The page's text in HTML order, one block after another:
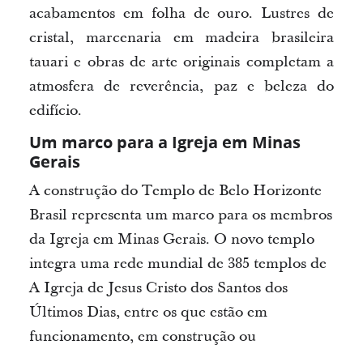
acabamentos em folha de ouro. Lustres de
cristal, marcenaria em madeira brasileira
tauari e obras de arte originais completam a
atmosfera de reverência, paz e beleza do
edifício.
Um marco para a Igreja em Minas
Gerais
A construção do Templo de Belo Horizonte
Brasil representa um marco para os membros
da Igreja em Minas Gerais. O novo templo
integra uma rede mundial de 385 templos de
A Igreja de Jesus Cristo dos Santos dos
Últimos Dias, entre os que estão em
funcionamento, em construção ou